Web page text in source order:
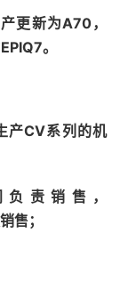
更新为A70，
。
产CV系列的机
责销售，
售；